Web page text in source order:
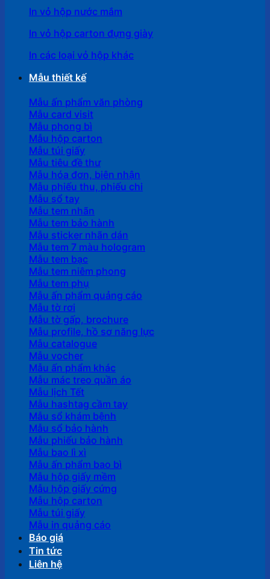
In vỏ hộp nước mắm
In vỏ hộp carton đựng giày
In các loại vỏ hộp khác
Mẫu thiết kế
Mẫu ấn phẩm văn phòng
Mẫu card visit
Mẫu phong bì
Mẫu hộp carton
Mẫu túi giấy
Mẫu tiêu đề thư
Mẫu hóa đơn, biên nhận
Mẫu phiếu thu, phiếu chi
Mẫu sổ tay
Mẫu tem nhãn
Mẫu tem bảo hành
Mẫu sticker nhãn dán
Mẫu tem 7 màu hologram
Mẫu tem bạc
Mẫu tem niêm phong
Mẫu tem phụ
Mẫu ấn phẩm quảng cáo
Mẫu tờ rơi
Mẫu tờ gấp, brochure
Mẫu profile, hồ sơ năng lực
Mẫu catalogue
Mẫu vocher
Mẫu ấn phẩm khác
Mẫu mác treo quần áo
Mẫu lịch Tết
Mẫu hashtag cầm tay
Mẫu sổ khám bệnh
Mẫu sổ bảo hành
Mẫu phiếu bảo hành
Mẫu bao lì xì
Mẫu ấn phẩm bao bì
Mẫu hộp giấy mềm
Mẫu hộp giấy cứng
Mẫu hộp carton
Mẫu túi giấy
Mẫu in quảng cáo
Báo giá
Tin tức
Liên hệ